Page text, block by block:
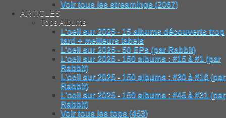
Voir tous les streamings (2067)
ARTICLES
Tops Albums
L’oeil sur 2025 - 15 albums découverts trop
tard + meilleurs labels
L’oeil sur 2025 - 50 EPs (par Rabbit)
L’oeil sur 2025 - 150 albums : #15 à #1 (par
Rabbit)
L’oeil sur 2025 - 150 albums : #30 à #16 (par
Rabbit)
L’oeil sur 2025 - 150 albums : #45 à #31 (par
Rabbit)
Voir tous les tops (453)